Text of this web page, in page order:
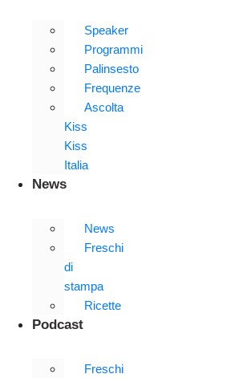
Speaker
Programmi
Palinsesto
Frequenze
Ascolta
Kiss
Kiss
Italia
News
News
Freschi
di
stampa
Ricette
Podcast
Freschi